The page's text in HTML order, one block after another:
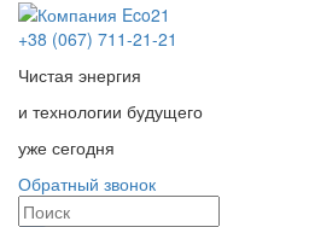
+38 (067) 711-21-21
Чистая энергия
и технологии будущего
уже сегодня
Обратный звонок